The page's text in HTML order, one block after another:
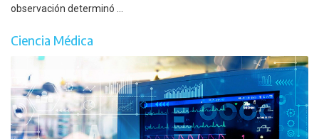
observación determinó ...
Ciencia Médica